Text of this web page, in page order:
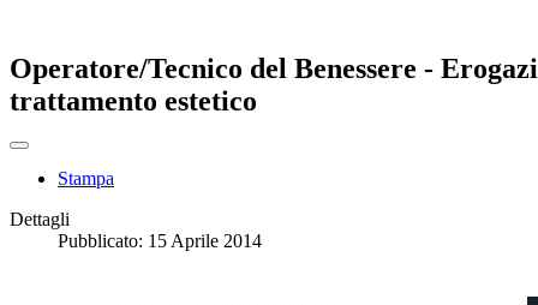
Operatore/Tecnico del Benessere -
trattamento estetico
Stampa
Dettagli
Pubblicato: 15 Aprile 2014